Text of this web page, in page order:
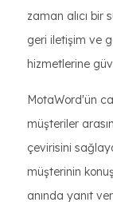
zaman alıcı bir
geri iletişim ve
hizmetlerine
MotaWord'ün
müşteriler
çevirisini
müşterinin
anında yanıt